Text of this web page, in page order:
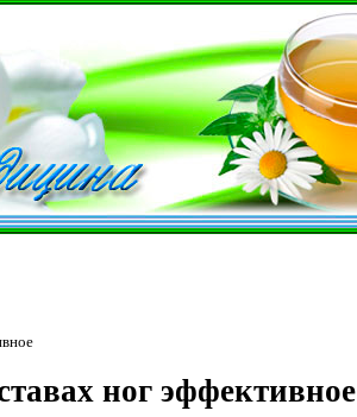
ног эффективное